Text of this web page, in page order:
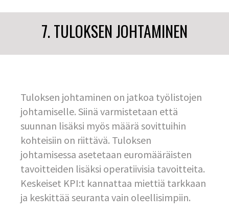
7. TULOKSEN JOHTAMINEN
Tuloksen johtaminen on jatkoa työlistojen
johtamiselle. Siinä varmistetaan että
suunnan lisäksi myös määrä sovittuihin
kohteisiin on riittävä. Tuloksen
johtamisessa asetetaan euromääräisten
tavoitteiden lisäksi operatiivisia tavoitteita.
Keskeiset KPI:t kannattaa miettiä tarkkaan
ja keskittää seuranta vain oleellisimpiin.